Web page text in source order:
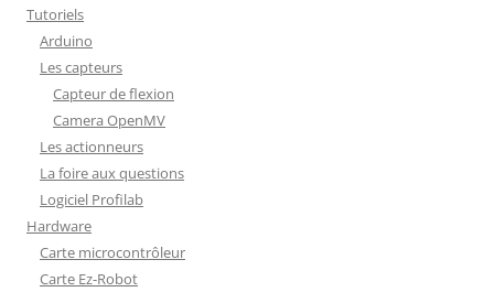
Tutoriels
Arduino
Les capteurs
Capteur de flexion
Camera OpenMV
Les actionneurs
La foire aux questions
Logiciel Profilab
Hardware
Carte microcontrôleur
Carte Ez-Robot